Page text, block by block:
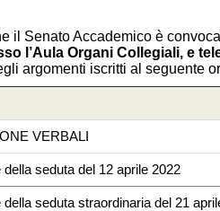
il Senato Accademico è
l’Aula Organi Collegiali, e
argomenti iscritti al seguente
VERBALI
della seduta del 12 aprile 2022
della seduta straordinaria del 21